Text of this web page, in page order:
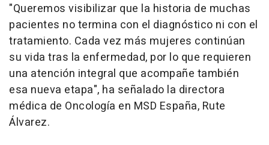
"Queremos visibilizar que la historia de muchas
pacientes no termina con el diagnóstico ni con el
tratamiento. Cada vez más mujeres continúan
su vida tras la enfermedad, por lo que requieren
una atención integral que acompañe también
esa nueva etapa", ha señalado la directora
médica de Oncología en MSD España, Rute
Álvarez.